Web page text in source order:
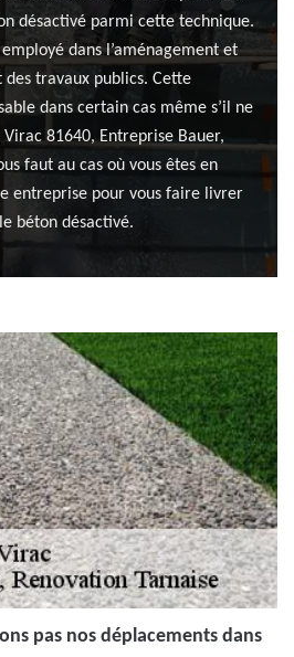
désactivé parmi cette technique.
dans l’aménagement et
travaux publics. Cette
dans certain cas même s’il ne
81640, Entreprise Bauer,
faut au cas où vous êtes en
entreprise pour vous faire livrer
béton désactivé.
pas nos déplacements dans